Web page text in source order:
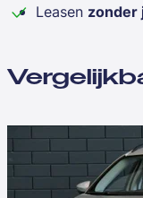
Leasen zonder